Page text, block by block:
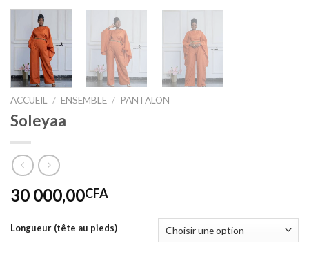
ACCUEIL / ENSEMBLE / PANTALON
Soleyaa
30 000,00CFA
Longueur (tête au pieds)